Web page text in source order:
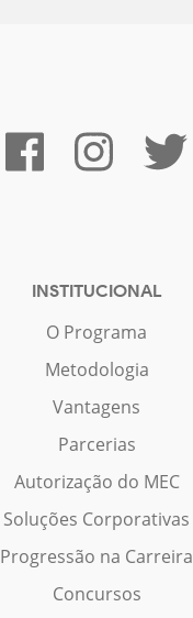
INSTITUCIONAL
O Programa
Metodologia
Vantagens
Parcerias
Autorização do MEC
Soluções Corporativas
Progressão na Carreira
Concursos